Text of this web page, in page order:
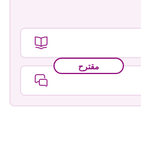
مقترح